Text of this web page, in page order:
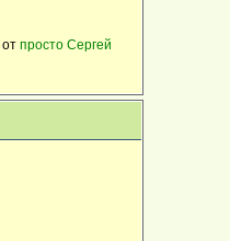
от просто Сергей